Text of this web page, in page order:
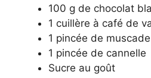
100 g de chocolat
1 cuillère à café de
1 pincée de muscade
1 pincée de cannelle
Sucre au goût